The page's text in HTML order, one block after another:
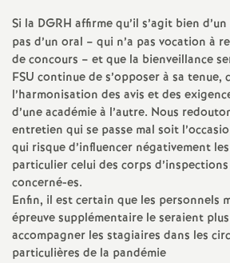
Si la DGRH affirme qu’il s’agit bien d’un
pas d’un oral – qui n’a pas vocation à
de concours – et que la bienveillance
FSU continue de s’opposer à sa tenue,
l’harmonisation des avis et des
d’une académie à l’autre. Nous
entretien qui se passe mal soit
qui risque d’influencer négativement
particulier celui des corps
concerné-es.
Enfin, il est certain que les personnels
épreuve supplémentaire le seraient
accompagner les stagiaires dans les
particulières de la pandémie